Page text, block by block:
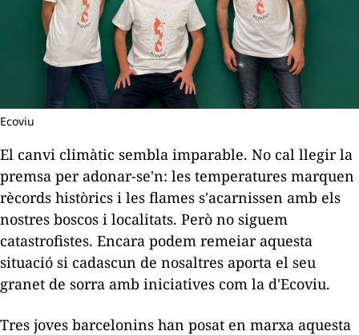
Ecoviu
El canvi climàtic sembla imparable. No cal llegir la
premsa per adonar-se'n: les temperatures marquen
rècords històrics i les flames s'acarnissen amb els
nostres boscos i localitats. Però no siguem
catastrofistes. Encara podem remeiar aquesta
situació si cadascun de nosaltres aporta el seu
granet de sorra amb iniciatives com la d'Ecoviu.
Tres joves barcelonins han posat en marxa aquesta